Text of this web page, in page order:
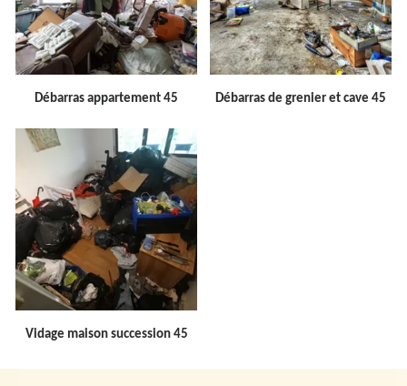
Débarras appartement 45 Débarras de grenier et cave 45
Vidage maison succession 45